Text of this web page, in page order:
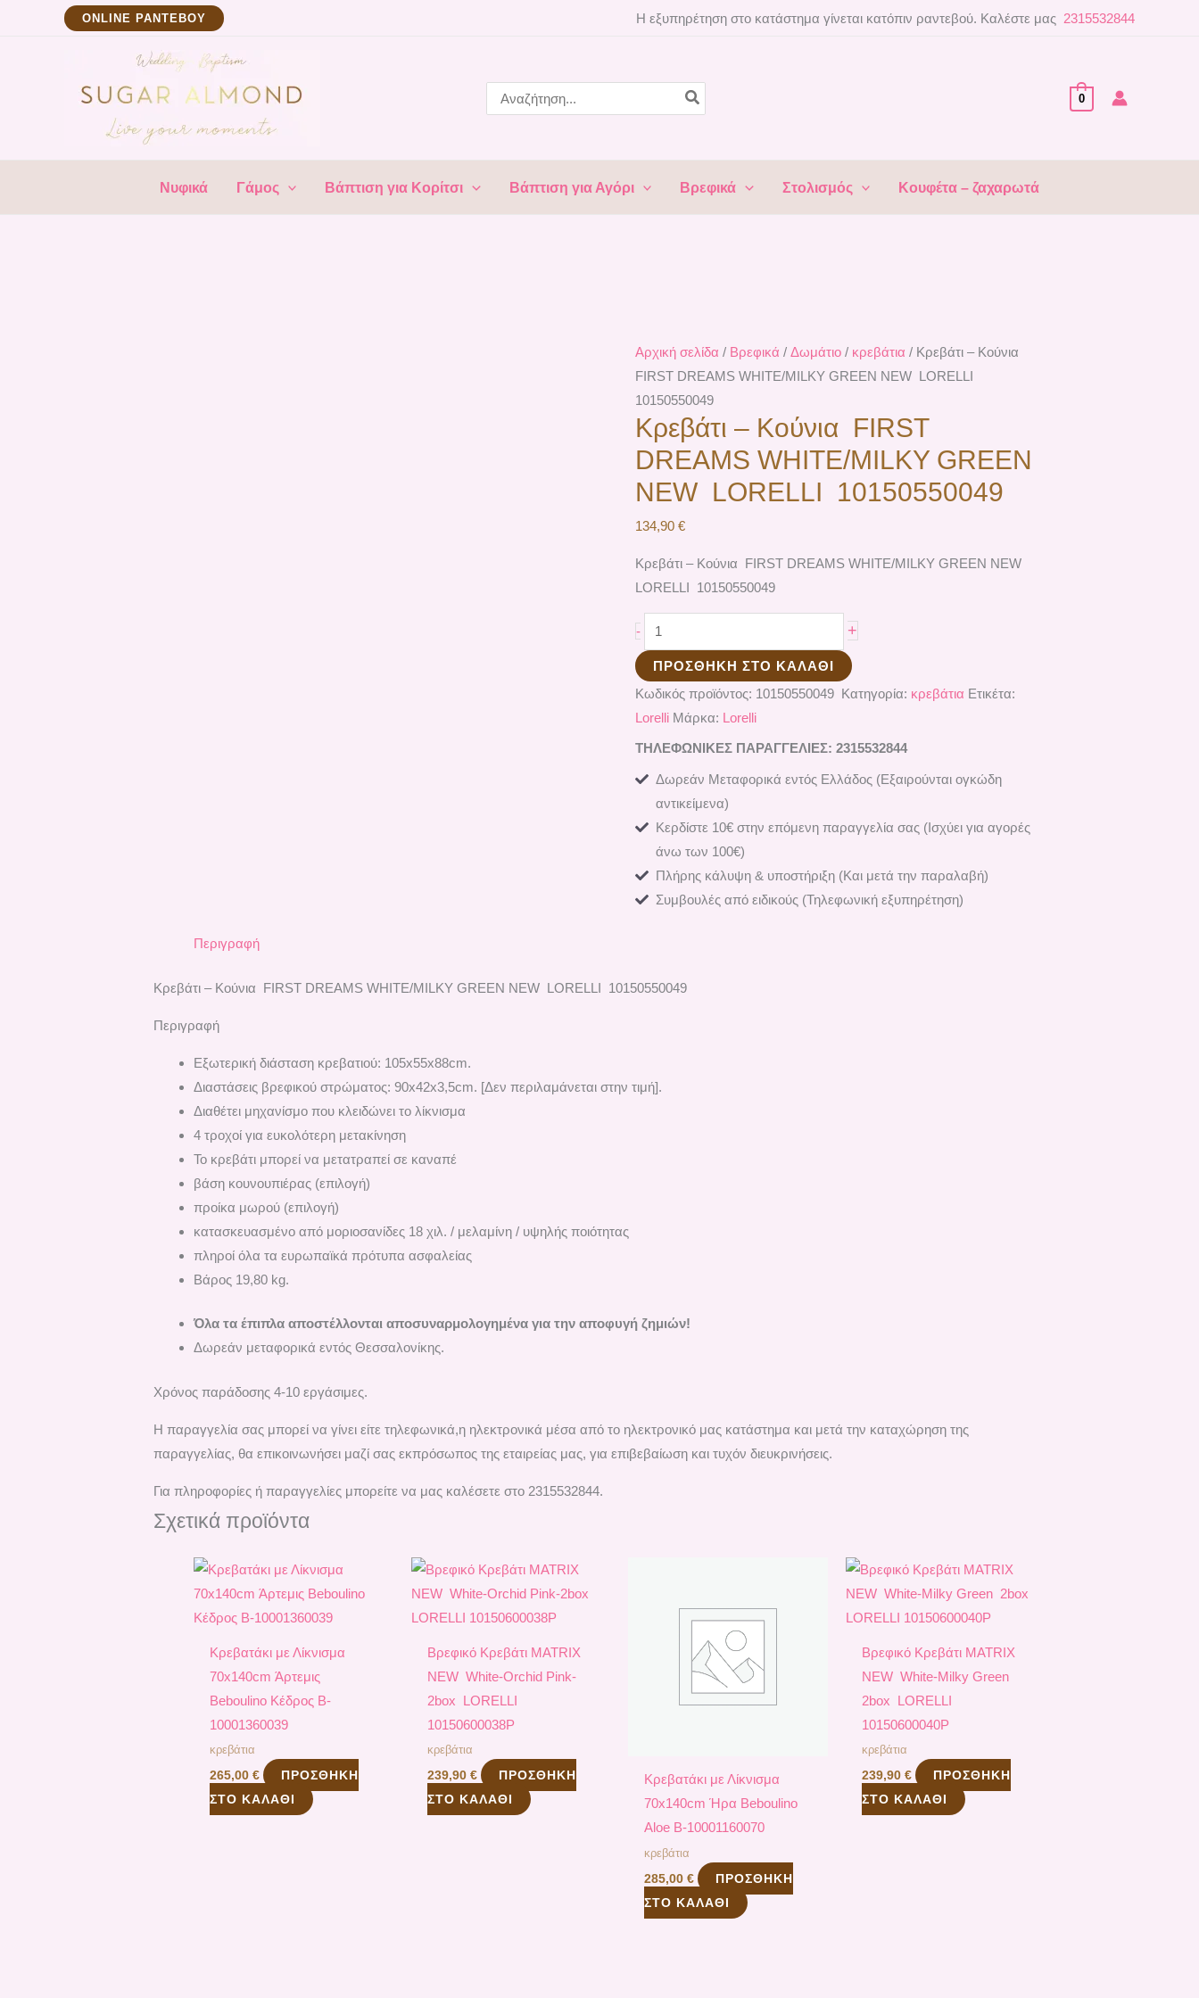
ΟNLINE ΡΑΝΤΕΒΟΥ Η εξυπηρέτηση στο κατάστημα γίνεται κατόπιν ραντεβού. Καλέστε μας 2315532844
for:
0
Νυφικά Γάμος Βάπτιση για Κορίτσι Βάπτιση για Αγόρι Βρεφικά Στολισμός Κουφέτα – ζαχαρωτά
Αρχική σελίδα / Βρεφικά / Δωμάτιο / κρεβάτια / Κρεβάτι – Κούνια
FIRST DREAMS WHITE/MILKY GREEN NEW LORELLI
10150550049
Κρεβάτι – Κούνια FIRST
DREAMS WHITE/MILKY GREEN
NEW LORELLI 10150550049
134,90 €
Κρεβάτι – Κούνια FIRST DREAMS WHITE/MILKY GREEN NEW
LORELLI 10150550049
-
Κρεβάτι
FIRST
DREAMS
+
ΠΡΟΣΘΉΚΗ ΣΤΟ ΚΑΛΆΘΙ
Κωδικός προϊόντος: 10150550049 Κατηγορία: κρεβάτια Ετικέτα:
Lorelli Μάρκα: Lorelli
ΤΗΛΕΦΩΝΙΚΕΣ ΠΑΡΑΓΓΕΛΙΕΣ: 2315532844
Δωρεάν Μεταφορικά εντός Ελλάδος (Εξαιρούνται ογκώδη
αντικείμενα)
Κερδίστε 10€ στην επόμενη παραγγελία σας (Ισχύει για αγορές
άνω των 100€)
Πλήρης κάλυψη & υποστήριξη (Και μετά την παραλαβή)
Συμβουλές από ειδικούς (Τηλεφωνική εξυπηρέτηση)
Περιγραφή
Κρεβάτι – Κούνια FIRST DREAMS WHITE/MILKY GREEN NEW LORELLI 10150550049
Περιγραφή
Εξωτερική διάσταση κρεβατιού: 105x55x88cm.
Διαστάσεις βρεφικού στρώματος: 90x42x3,5cm. [Δεν περιλαμάνεται στην τιμή].
Διαθέτει μηχανίσμο που κλειδώνει το λίκνισμα
4 τροχοί για ευκολότερη μετακίνηση
Το κρεβάτι μπορεί να μετατραπεί σε καναπέ
βάση κουνουπιέρας (επιλογή)
προίκα μωρού (επιλογή)
κατασκευασμένο από μοριοσανίδες 18 χιλ. / μελαμίνη / υψηλής ποιότητας
πληροί όλα τα ευρωπαϊκά πρότυπα ασφαλείας
Βάρος 19,80 kg.
Όλα τα έπιπλα αποστέλλονται αποσυναρμολογημένα για την αποφυγή ζημιών!
Δωρεάν μεταφορικά εντός Θεσσαλονίκης.
Χρόνος παράδοσης 4-10 εργάσιμες.
H παραγγελία σας μπορεί να γίνει είτε τηλεφωνικά,η ηλεκτρονικά μέσα από το ηλεκτρονικό μας κατάστημα και μετά την καταχώρηση της
παραγγελίας, θα επικοινωνήσει μαζί σας εκπρόσωπος της εταιρείας μας, για επιβεβαίωση και τυχόν διευκρινήσεις.
Για πληροφορίες ή παραγγελίες μπορείτε να μας καλέσετε στο 2315532844.
Σχετικά προϊόντα
Κρεβατάκι με Λίκνισμα
70x140cm Άρτεμις
Beboulino Κέδρος B-
10001360039
κρεβάτια
265,00€
ΠΡΟΣΘΉΚΗ
ΣΤΟ ΚΑΛΆΘΙ
Bρεφικό Κρεβάτι ΜATRIX
NEW White-Orchid Pink-
2box LORELLI
10150600038P
κρεβάτια
239,90 €
ΠΡΟΣΘΉΚΗ
ΣΤΟ ΚΑΛΆΘΙ
Κρεβατάκι με Λίκνισμα
70x140cm Ήρα Beboulino
Aloe Β-10001160070
κρεβάτια
285,00€
ΠΡΟΣΘΉΚΗ
ΣΤΟ ΚΑΛΆΘΙ
Bρεφικό Κρεβάτι ΜATRIX
NEW White-Milky Green
2box LORELLI
10150600040P
κρεβάτια
239,90€
ΠΡΟΣΘΉΚΗ
ΣΤΟ ΚΑΛΆΘΙ